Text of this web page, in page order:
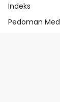
Indeks
Pedoman